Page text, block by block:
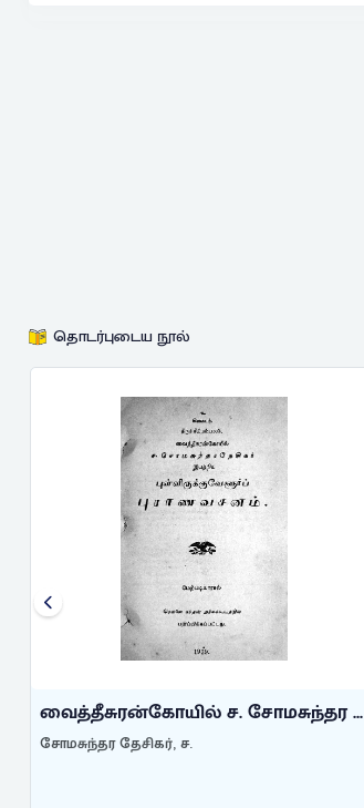
தொடர்புடைய நூல்
வைத்தீசுரன்கோயில் ச. சோமசுந்தர ...
சோமசுந்தர தேசிகர், ச.